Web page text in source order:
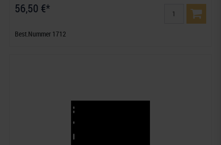
56,50 €*
Best.Nummer 1712